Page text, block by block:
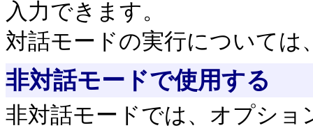
入力できます。
対話モードの実行については
非対話モードで使用する
非対話モードでは、オプシ